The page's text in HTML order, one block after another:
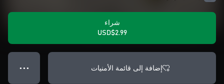
شراء
USD$2.99
إضافة إلى قائمة الأمنيات ● ● ●